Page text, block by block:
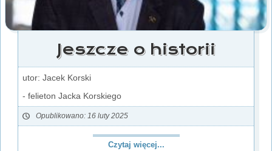
Jeszcze o historii
utor: Jacek Korski
- felieton Jacka Korskiego
Opublikowano: 16 luty 2025
Czytaj więcej...